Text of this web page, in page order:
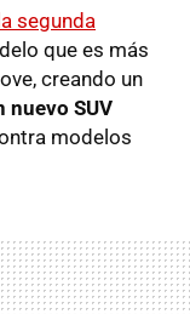
segunda
que es más
creando un
nuevo SUV
modelos